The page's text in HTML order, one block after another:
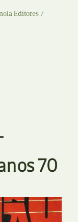
Editores
70